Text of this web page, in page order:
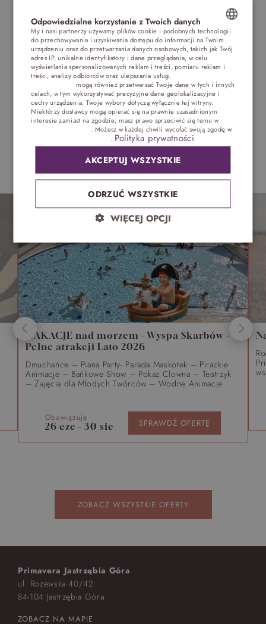
można kupić także gotowe zestawy edukacyjne np.
małego mechanika, magika, majsterkowicza.
NAJCZĘŚCIEJ WYBIERANE PRZEZ NASZYCH GOŚCI
WAKACJE nad morzem - Wyspa Skarbów -
Pełne atrakcji Lato 2026
Dmuchańce – Piana Party- Parada Maskotek – Pirackie
Animacje – Bańkowe Show – Pokaz Clowna – Teatrzyk
– Zajęcia dla Młodych Twórców – Wodne Animacje
26 cze - 30 sie
Obowiązuje SPRAWDŹ OFERTĘ
ZOBACZ WSZYSTKIE OFERTY
Primavera Jastrzębia Góra
ul. Rozewska 40/42
84-104 Jastrzębia Góra
ZOBACZ NA MAPIE
POLISH
ENGLISH
GERMAN
CZECH
Odpowiedzialne korzystanie z Twoich danych
My i nasi partnerzy używamy plików cookie i podobnych technologii
do przechowywania i uzyskiwania dostępu do informacji na Twoim
urządzeniu oraz do przetwarzania danych osobowych, takich jak Twój
adres IP, unikalne identyfikatory i dane przeglądania, w celu
wyświetlania spersonalizowanych reklam i treści, pomiaru reklam i
treści, analizy odbiorców oraz ulepszania usług.
mogą również przetwarzać Twoje dane w tych i innych
celach, w tym wykorzystywać precyzyjne dane geolokalizacyjne i
cechy urządzenia. Twoje wybory dotyczą wyłącznie tej witryny.
Niektórzy dostawcy mogą opierać się na prawnie uzasadnionym
interesie zamiast na zgodzie; masz prawo sprzeciwić się temu w
. Możesz w każdej chwili wycofać swoją zgodę w
. Polityka prywatności
AKCEPTUJ WSZYSTKIE
ODRZUĆ WSZYSTKIE
WIĘCEJ OPCJI